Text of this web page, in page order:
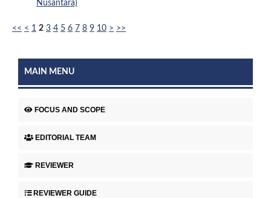
Nusantara)
<< < 1 2 3 4 5 6 7 8 9 10 > >>
MAIN MENU
FOCUS AND SCOPE
EDITORIAL TEAM
REVIEWER
REVIEWER GUIDE